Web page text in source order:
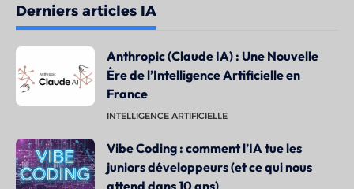
Derniers articles IA
Anthropic (Claude IA) : Une Nouvelle
Ère de l’Intelligence Artificielle en
France
INTELLIGENCE ARTIFICIELLE
Vibe Coding : comment l’IA tue les
juniors développeurs (et ce qui nous